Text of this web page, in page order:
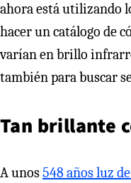
ahora está utilizando
hacer un catálogo de
varían en brillo
también para buscar
Tan brillante
A unos548 años luz